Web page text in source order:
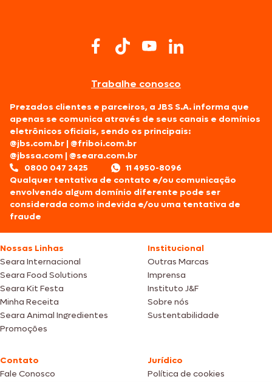
Trabalhe conosco
Prezados clientes e parceiros, a JBS S.A. informa que
apenas se comunica através de seus canais e domínios
eletrônicos oficiais, sendo os principais:
@jbs.com.br |@friboi.com.br
@jbssa.com |@seara.com.br
0800 047 2425
11 4950-8096
Qualquer tentativa de contato e/ou comunicação
envolvendo algum domínio diferente pode ser
considerada como indevida e/ou uma tentativa de
fraude
Nossas Linhas
Seara Internacional
Seara Food Solutions
Seara Kit Festa
Minha Receita
Seara Animal Ingredientes
Promoções
Institucional
Outras Marcas
Imprensa
Instituto J&F
Sobre nós
Sustentabilidade
Contato
Fale Conosco
Jurídico
Política de cookies